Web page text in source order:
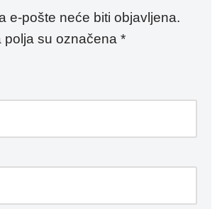
e-pošte neće biti objavljena.
polja su označena *